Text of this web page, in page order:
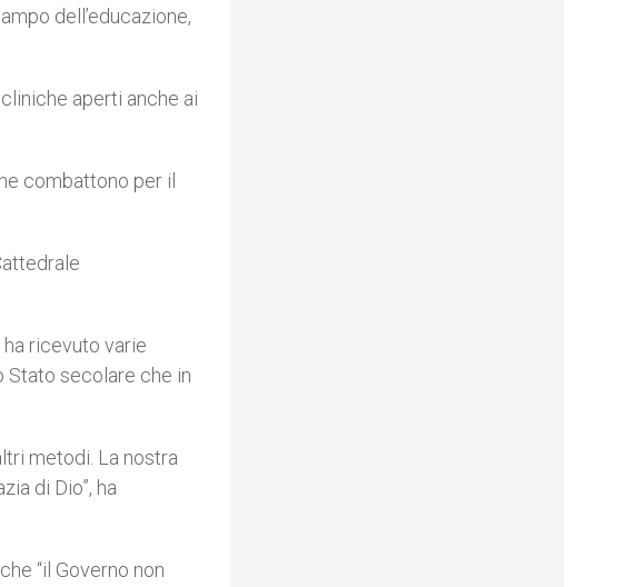
dell’educazione,
aperti anche ai
combattono per il
ricevuto varie
Stato secolare che in
metodi. La nostra
di Dio”, ha
“il Governo non